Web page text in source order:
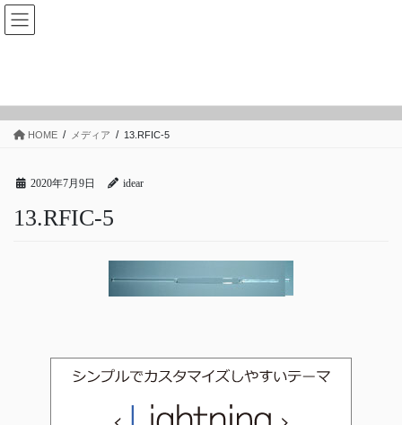
コ
ン
へ
ス
ナ
ビ
ョ
ン
HOME メディア 13.RFIC-5
2020年7月9日 idear
13.RFIC-5